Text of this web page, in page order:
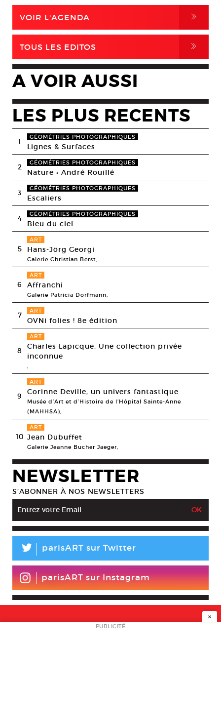
VOIR L'AGENDA ,
TOUS LES EDITOS ,
A VOIR AUSSI
LES PLUS RECENTS
1 GÉOMÉTRIES PHOTOGRAPHIQUES
Lignes & Surfaces
2 GÉOMÉTRIES PHOTOGRAPHIQUES
Nature • André Rouillé
3 GÉOMÉTRIES PHOTOGRAPHIQUES
Escaliers
4 GÉOMÉTRIES PHOTOGRAPHIQUES
Bleu du ciel
5
ART
Hans-Jörg Georgi
Galerie Christian Berst,
6
ART
Affranchi
Galerie Patricia Dorfmann,
7 ART
OVNi folies ! 8e édition
8
ART
Charles Lapicque. Une collection privée
inconnue
9
ART
Corinne Deville, un univers fantastique
Musée d’Art et d’Histoire de l’Hôpital Sainte-Anne
(MAHHSA),
10
ART
Jean Dubuffet
Galerie Jeanne Bucher Jaeger,
NEWSLETTER
S’ABONNER À NOS NEWSLETTERS
L parisART sur Twitter
parisART sur Instagram
NEWSLETTER
×
PUBLICITÉ